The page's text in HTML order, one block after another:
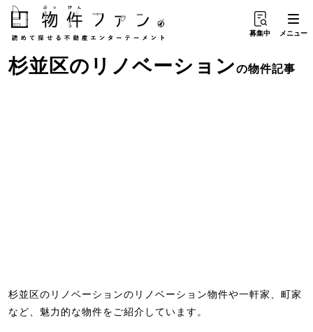
募集中 メニュー
杉並区のリノベーションの物件記事
杉並区のリノベーションのリノベーション物件や一軒家、町家
など、魅力的な物件をご紹介しています。